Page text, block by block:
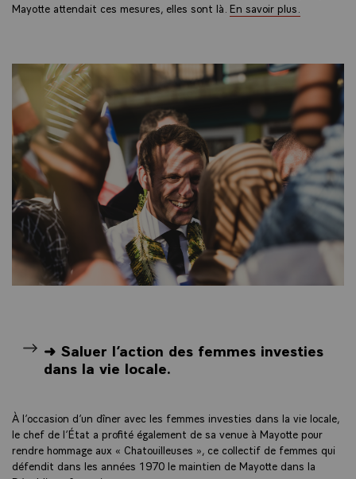
Mayotte attendait ces mesures, elles sont là. En savoir plus.
➜ Saluer l’action des femmes investies
dans la vie locale.
À l’occasion d’un dîner avec les femmes investies dans la vie locale,
le chef de l’État a profité également de sa venue à Mayotte pour
rendre hommage aux « Chatouilleuses », ce collectif de femmes qui
défendit dans les années 1970 le maintien de Mayotte dans la